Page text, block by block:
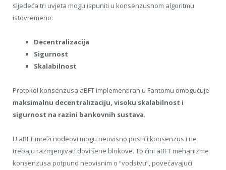
sljedeća tri uvjeta mogu ispuniti u konsenzusnom algoritmu
istovremeno:
Decentralizacija
Sigurnost
Skalabilnost
Protokol konsenzusa aBFT implementiran u Fantomu omogućuje
maksimalnu decentralizaciju, visoku skalabilnost i
sigurnost na razini bankovnih sustava.
U aBFT mreži nodeovi mogu neovisno postići konsenzus i ne
trebaju razmjenjivati ​​dovršene blokove. To čini aBFT mehanizme
konsenzusa potpuno neovisnim o “vodstvu”, povećavajući